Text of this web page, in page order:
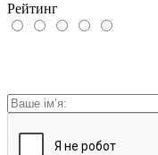
Рейтинг